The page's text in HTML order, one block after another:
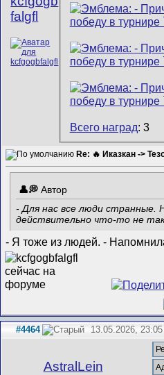
falgfl
Всего наград: 3
Re: 🔥 Иказкан ->
Автор
- Для нас все люди странные.
действительно что-то не
- Я тоже из людей. -
#4464 13.05.2026, 23:05
AstralLein